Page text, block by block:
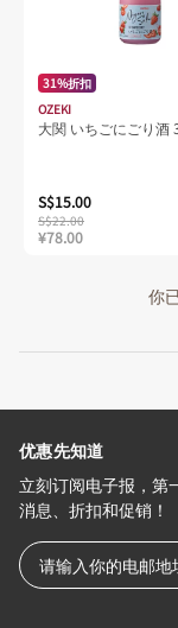
31%折扣
OZEKI
大関 いちごにごり酒
S$15.00
S$22.00
¥78.00
你
优惠先知道
立刻订阅电子报，第
消息、折扣和促销！